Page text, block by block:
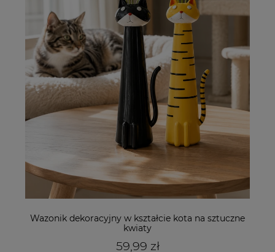
Wazonik dekoracyjny w kształcie kota na sztuczne
kwiaty
59,99 zł